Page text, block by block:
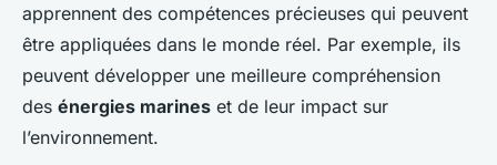
apprennent des compétences précieuses qui peuvent
être appliquées dans le monde réel. Par exemple, ils
peuvent développer une meilleure compréhension
des énergies marines et de leur impact sur
l’environnement.